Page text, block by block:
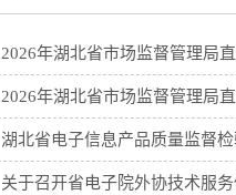
2026年湖北省市场监督管理局
2026年湖北省市场监督管理局
湖北省电子信息产品质量监督
关于召开省电子院外协技术服